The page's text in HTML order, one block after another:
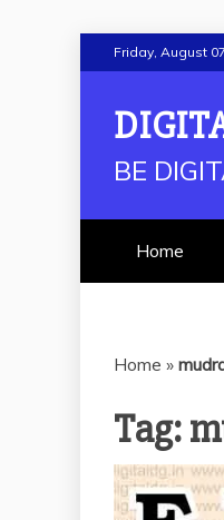
to
content
Friday, August
BE
Home
Home »
Tag: